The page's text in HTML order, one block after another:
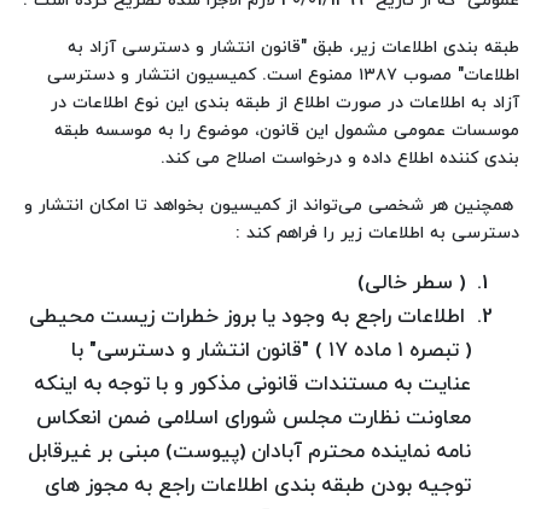
طبقه بندی اطلاعات زیر، طبق "قانون انتشار و دسترسی آزاد به
اطلاعات" مصوب ۱۳۸۷ ممنوع است. کمیسیون انتشار و دسترسی
آزاد به اطلاعات در صورت اطلاع از طبقه بندی این نوع اطلاعات در
موسسات عمومی مشمول این قانون، موضوع را به موسسه طبقه
بندی کننده اطلاع داده و درخواست اصلاح می کند.
همچنین هر شخصی می‌تواند از کمیسیون بخواهد تا امکان انتشار و
دسترسی به اطلاعات زیر را فراهم کند :
( سطر خالی)
اطلاعات راجع به وجود یا بروز خطرات زیست محیطی
( تبصره ۱ ماده ۱۷ ) "قانون انتشار و دسترسی" با
عنایت به مستندات قانونی مذکور و با توجه به اینکه
معاونت نظارت مجلس شورای اسلامی ضمن انعکاس
نامه نماینده محترم آبادان (پیوست) مبنی بر غیرقابل
توجیه بودن طبقه بندی اطلاعات راجع به مجوز های